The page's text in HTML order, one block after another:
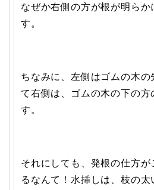
なぜか右側の方が根が明らか
す。
ちなみに、左側はゴムの木の
て右側は、ゴムの木の下の
す。
それにしても、発根の仕方が
るなんて！水挿しは、枝の